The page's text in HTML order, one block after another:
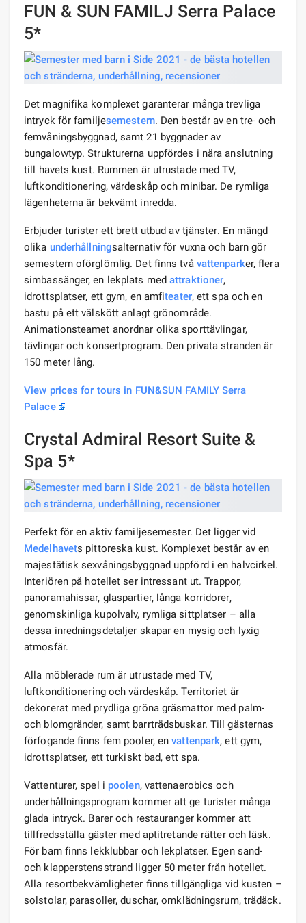
FUN & SUN FAMILJ Serra Palace
5*
Det magnifika komplexet garanterar många trevliga
intryck för familjesemestern. Den består av en tre- och
femvåningsbyggnad, samt 21 byggnader av
bungalowtyp. Strukturerna uppfördes i nära anslutning
till havets kust. Rummen är utrustade med TV,
luftkonditionering, värdeskåp och minibar. De rymliga
lägenheterna är bekvämt inredda.
Erbjuder turister ett brett utbud av tjänster. En mängd
olika underhållningsalternativ för vuxna och barn gör
semestern oförglömlig. Det finns två vattenparker, flera
simbassänger, en lekplats medattraktioner,
idrottsplatser, ett gym, en amfiteater, ett spa och en
bastu på ett välskött anlagt grönområde.
Animationsteamet anordnar olika sporttävlingar,
tävlingar och konsertprogram. Den privata stranden är
150 meter lång.
View prices for tours in FUN&SUN FAMILY Serra
Palace
Crystal Admiral Resort Suite &
Spa 5*
Perfekt för en aktiv familjesemester. Det ligger vid
Medelhavets pittoreska kust. Komplexet består av en
majestätisk sexvåningsbyggnad uppförd i en halvcirkel.
Interiören på hotellet ser intressant ut. Trappor,
panoramahissar, glaspartier, långa korridorer,
genomskinliga kupolvalv, rymliga sittplatser – alla
dessa inredningsdetaljer skapar en mysig och lyxig
atmosfär.
Alla möblerade rum är utrustade med TV,
luftkonditionering och värdeskåp. Territoriet är
dekorerat med prydliga gröna gräsmattor med palm-
och blomgränder, samt barrträdsbuskar. Till gästernas
förfogande finns fem pooler, envattenpark, ett gym,
idrottsplatser, ett turkiskt bad, ett spa.
Vattenturer, spel i poolen, vattenaerobics och
underhållningsprogram kommer att ge turister många
glada intryck. Barer och restauranger kommer att
tillfredsställa gäster med aptitretande rätter och läsk.
För barn finns lekklubbar och lekplatser. Egen sand-
och klapperstensstrand ligger 50 meter från hotellet.
Alla resortbekvämligheter finns tillgängliga vid kusten –
solstolar, parasoller, duschar, omklädningsrum, trädäck.